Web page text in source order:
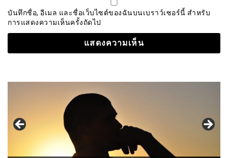
บันทึกชื่อ, อีเมล และชื่อเว็บไซต์ของฉันบนเบราว์เซอร์นี้ สำหรับ
การแสดงความเห็นครั้งถัดไป